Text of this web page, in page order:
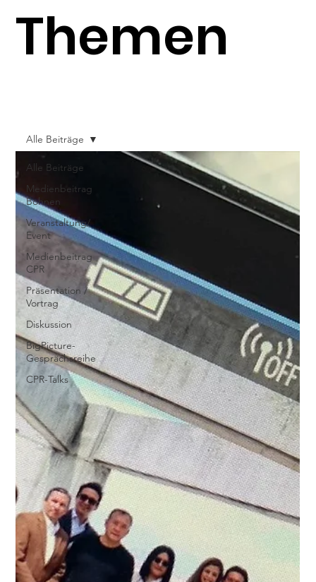
Themen
Alle Beiträge
Medienbeitrag
Bohnen
Veranstaltung/
Event
Medienbeitrag
CPR
Präsentation /
Vortrag
Diskussion
BigPicture-
Gesprächsreihe
CPR-Talks
Alle Beiträge